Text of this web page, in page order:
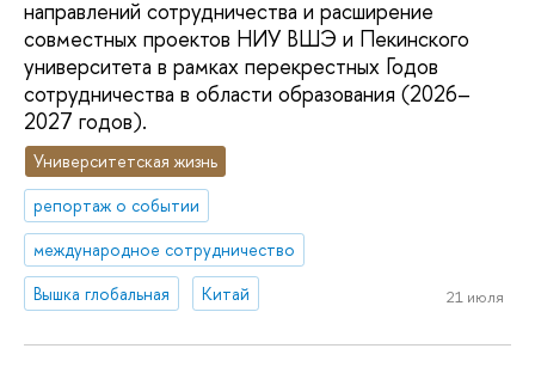
направлений сотрудничества и расширение
совместных проектов НИУ ВШЭ и Пекинского
университета в рамках перекрестных Годов
сотрудничества в области образования (2026–
2027 годов).
Университетская жизнь
репортаж о событии
международное сотрудничество
Вышка глобальная
Китай 21 июля